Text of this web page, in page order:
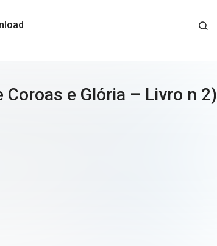
search
e Glória – Livro n 2)